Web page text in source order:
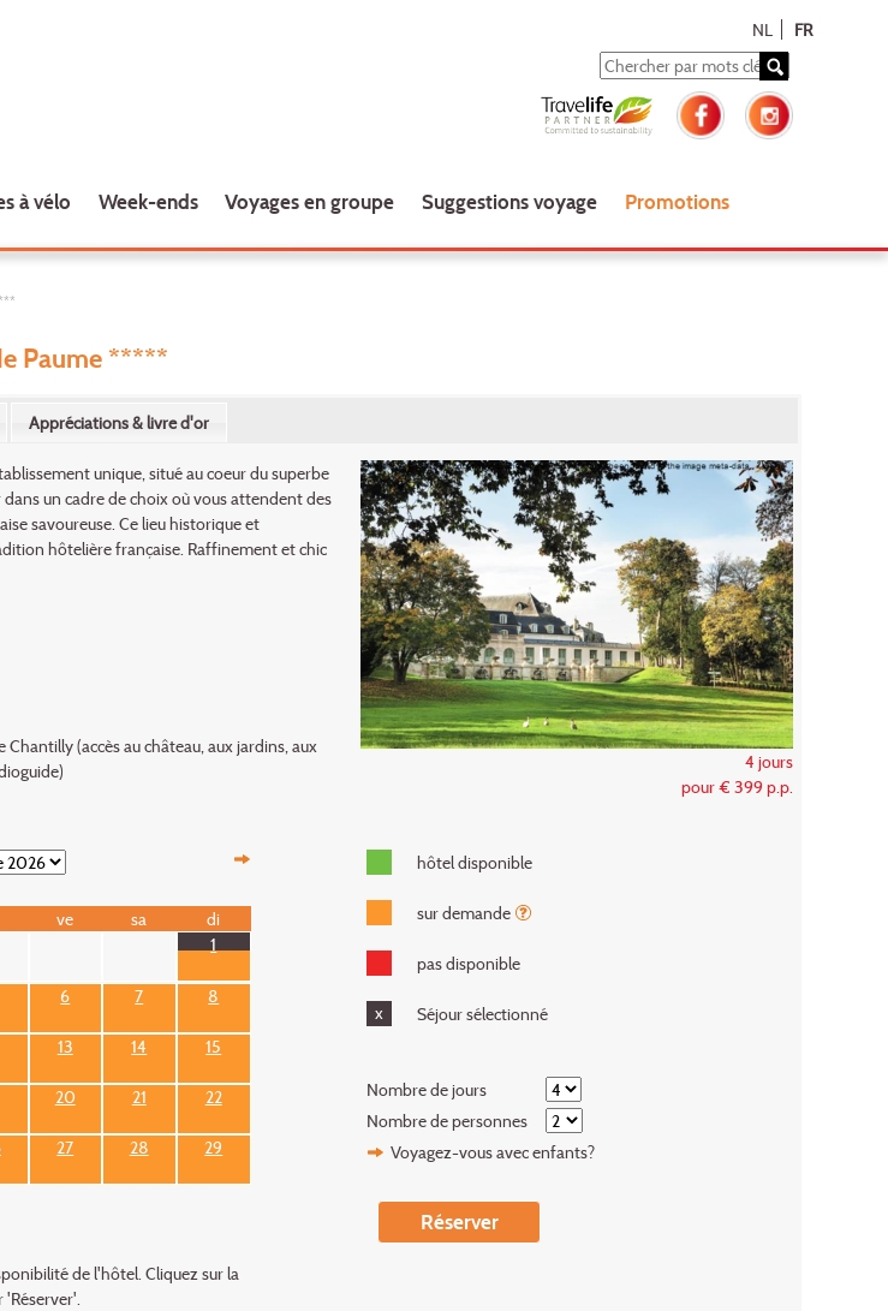
NL FR
à vélo Week-ends Voyages en groupe Suggestions voyage Promotions
Paume *****
Appréciations & livre d'or
4 jours
pour € 399 p.p.
unique, situé au coeur du superbe
un cadre de choix où vous attendent des
savoureuse. Ce lieu historique et
hôtelière française. Raffinement et chic
(accès au château, aux jardins, aux
ve sa
di
1
6 7 8
13 14 15
20 21 22
27 28 29
de l'hôtel. Cliquez sur la
hôtel disponible
sur demande
pas disponible
x Séjour sélectionné
Nombre de jours
Nombre de personnes
Voyagez-vous avec enfants?
Réserver